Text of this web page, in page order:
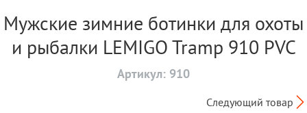
Мужские зимние ботинки для охоты
и рыбалки LEMIGO Tramp 910 PVC
Артикул: 910
Следующий товар